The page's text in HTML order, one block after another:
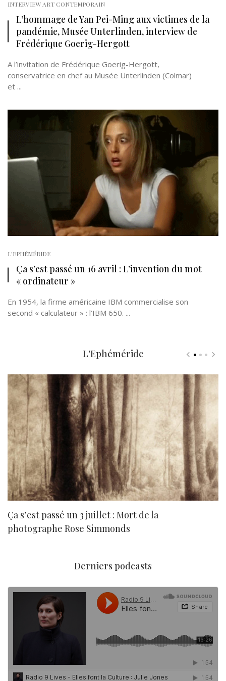
INTERVIEW ART CONTEMPORAIN
L’hommage de Yan Pei-Ming aux victimes de la
pandémie, Musée Unterlinden, interview de
Frédérique Goerig-Hergott
A l’invitation de Frédérique Goerig-Hergott,
conservatrice en chef au Musée Unterlinden (Colmar)
et ...
L'EPHÉMÉRIDE
Ça s’est passé un 16 avril : L’invention du mot
« ordinateur »
En 1954, la firme américaine IBM commercialise son
second « calculateur » : l’IBM 650. ...
L'Ephéméride
Ça s’est passé un 3 juillet : Mort de la
photographe Rose Simmonds
Derniers podcasts